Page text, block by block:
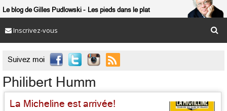
Le blog de Gilles Pudlowski Les pieds dans le plat
Inscrivez-vous
Suivez moi 
Philibert Humm
La Micheline est arrivée!